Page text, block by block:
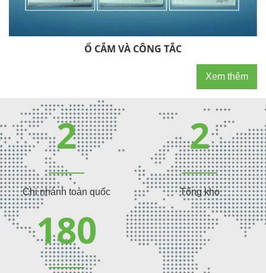
Ổ CẮM VÀ CÔNG TẮC
Xem thêm
2
Chi nhánh toàn quốc
2
Tổng kho
180